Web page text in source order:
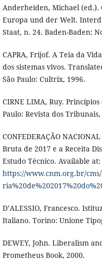
Anderheiden, Michael (ed.).
Europa und der Welt.
Staat, n. 24. Baden-Baden:
CAPRA, Frijof. A Teia da
dos sistemas vivos.
São Paulo: Cultrix, 1996.
CIRNE LIMA, Ruy.
Paulo: Revista dos Tribunais,
CONFEDERAÇÃO
Bruta de 2017 e a Receita
Estudo Técnico. Available at:
https://www.cnm.org.br/
D’ALESSIO, Francesco.
Italiano. Torino: Unione
DEWEY, John. Liberalism
Prometheus Book, 2000.